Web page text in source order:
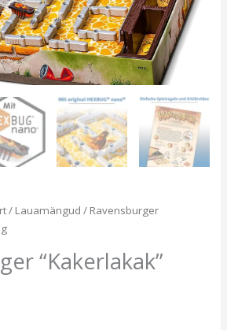
/ Lauamängud / Ravensburger
“Kakerlakak”